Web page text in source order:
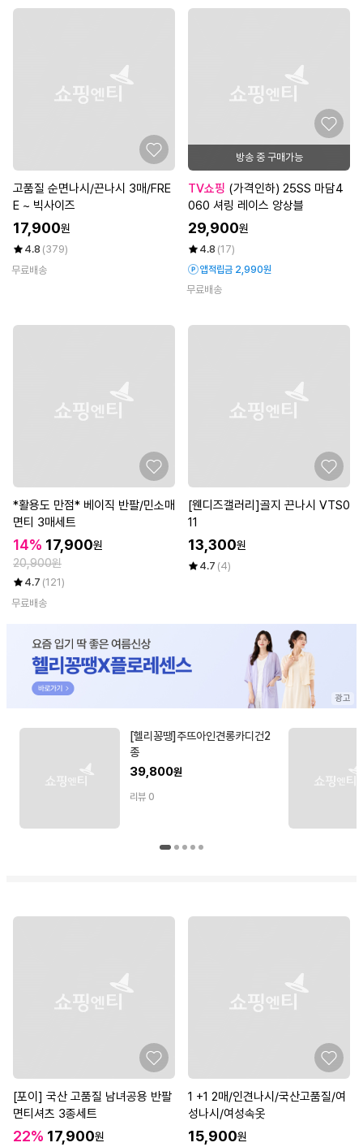
고품질 순면나시/끈나시 3매/FRE
E ~ 빅사이즈
17,900원
4.8 (379)
무료배송
방송 중 구매가능
TV쇼핑
060 셔링 레이스 앙상블
29,900원
4.8 (17)
앱적립금 2,990원
무료배송
*활용도 만점* 베이직 반팔/민소매
면티 3매세트
14% 17,900원
20,900원
4.7 (121)
무료배송
[웬디즈갤러리]골지 끈나시 VTS0
11
13,300원
4.7 (4)
[헬리꽁땡]주뜨아인견롱카디건2
종
39,800원
리뷰 0
[포이] 국산 고품질 남녀공용 반팔
면티셔츠 3종세트
22% 17,900원
1 +1 2매/인견나시/국산고품질/여
성나시/여성속옷
15,900원